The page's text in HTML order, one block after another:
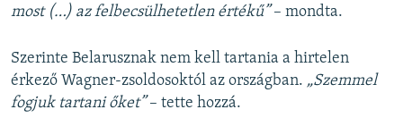
most (…) az felbecsülhetetlen értékű” – mondta.
Szerinte Belarusznak nem kell tartania a hirtelen
érkező Wagner-zsoldosoktól az országban. „Szemmel
fogjuk tartani őket” – tette hozzá.